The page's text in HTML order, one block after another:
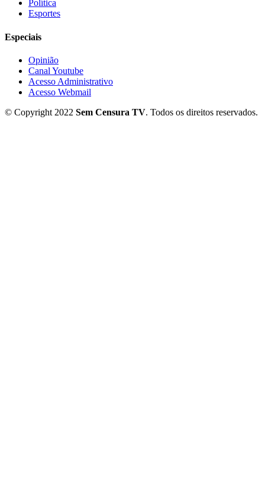
Política
Esportes
Especiais
Opinião
Canal Youtube
Acesso Administrativo
Acesso Webmail
© Copyright 2022 Sem Censura TV. Todos os direitos reservados.